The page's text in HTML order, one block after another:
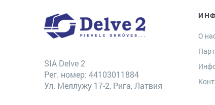
SIA Delve 2
Рег. номер: 44103011884
Ул. Меллужу 17-2, Рига, Латвия
О